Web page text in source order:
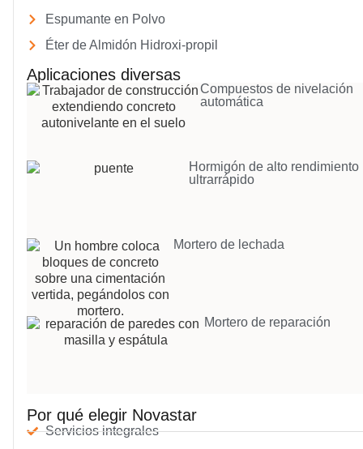
Espumante en Polvo
Éter de Almidón Hidroxi-propil
Aplicaciones diversas
Compuestos de nivelación
automática
Hormigón de alto rendimiento
ultrarrápido
Mortero de lechada
Mortero de reparación
Por qué elegir Novastar
Servicios integrales